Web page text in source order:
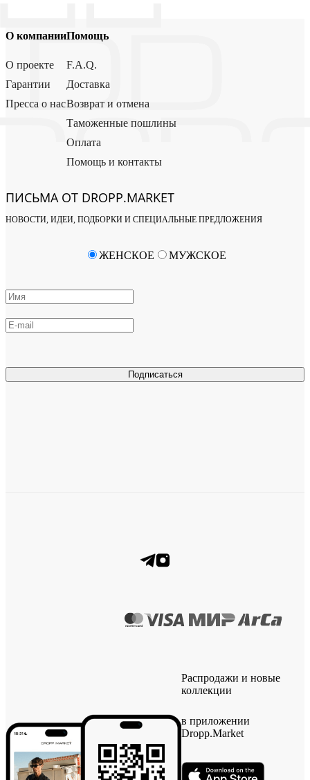
О компании
О проекте
Гарантии
Пресса о нас
Помощь
F.A.Q.
Доставка
Возврат и отмена
Таможенные пошлины
Оплата
Помощь и контакты
ПИСЬМА ОТ DROPP.MARKET
НОВОСТИ, ИДЕИ, ПОДБОРКИ И СПЕЦИАЛЬНЫЕ ПРЕДЛОЖЕНИЯ
Подписаться
ЖЕНСКОЕ МУЖСКОЕ
Распродажи и новые
коллекции
в приложении
Dropp.Market